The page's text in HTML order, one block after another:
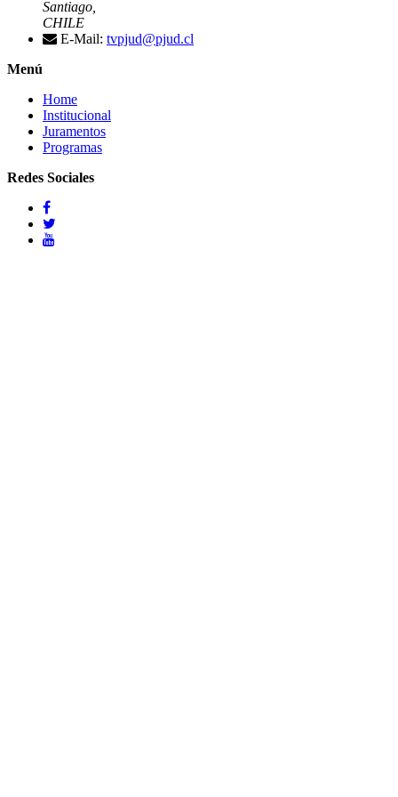
Santiago,
CHILE
E-Mail: tvpjud@pjud.cl
Menú
Home
Institucional
Juramentos
Programas
Redes Sociales